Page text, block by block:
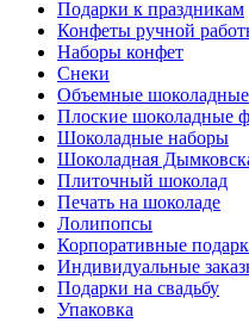
Подарки к праздникам
Конфеты ручной
Наборы конфет
Снеки
Объемные
Плоские шоколадные
Шоколадные наборы
Шоколадная
Плиточный шоколад
Печать на шоколаде
Лолипопсы
Корпоративные
Индивидуальные
Подарки на свадьбу
Упаковка